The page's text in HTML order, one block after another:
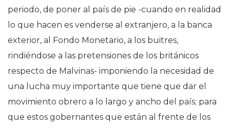
periodo, de poner al país de pie -cuando en realidad
lo que hacen es venderse al extranjero, a la banca
exterior, al Fondo Monetario, a los buitres,
rindiéndose a las pretensiones de los británicos
respecto de Malvinas- imponiendo la necesidad de
una lucha muy importante que tiene que dar el
movimiento obrero a lo largo y ancho del país; para
que estos gobernantes que están al frente de los